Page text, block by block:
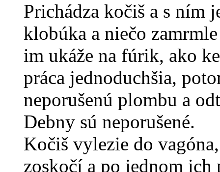
Prichádza kočiš a s ním
klobúka a niečo
im ukáže na fúrik, ako
práca jednoduchšia,
neporušenú plombu a
Debny sú neporušené.
Kočiš vylezie do
zoskočí a po jednom ich